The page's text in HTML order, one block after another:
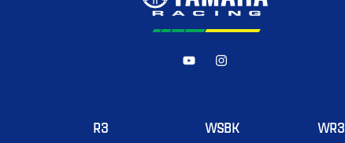
R3 WSBK WR3